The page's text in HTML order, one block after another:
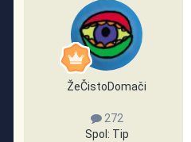
ŽeČistoDomači
272
Spol: Tip